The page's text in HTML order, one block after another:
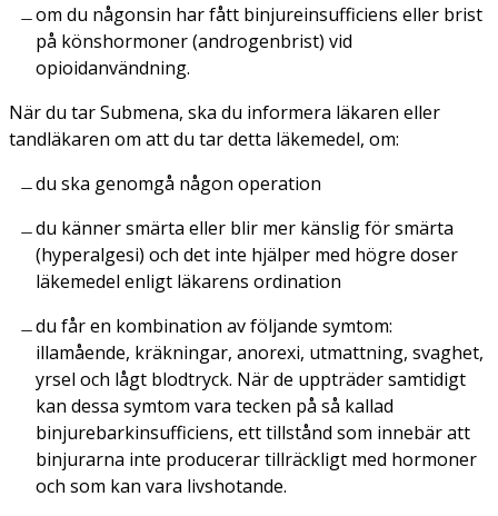
om du någonsin har fått binjureinsufficiens eller brist
på könshormoner (androgenbrist) vid
opioidanvändning.
När du tar Submena, ska du informera läkaren eller
tandläkaren om att du tar detta läkemedel, om:
du ska genomgå någon operation
du känner smärta eller blir mer känslig för smärta
(hyperalgesi) och det inte hjälper med högre doser
läkemedel enligt läkarens ordination
du får en kombination av följande symtom:
illamående, kräkningar, anorexi, utmattning, svaghet,
yrsel och lågt blodtryck. När de uppträder samtidigt
kan dessa symtom vara tecken på så kallad
binjurebarkinsufficiens, ett tillstånd som innebär att
binjurarna inte producerar tillräckligt med hormoner
och som kan vara livshotande.